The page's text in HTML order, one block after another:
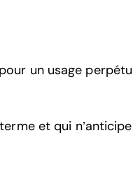
un usage
et qui